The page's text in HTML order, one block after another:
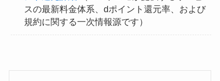
スの最新料金体系、dポイント還元率、および
規約に関する一次情報源です）